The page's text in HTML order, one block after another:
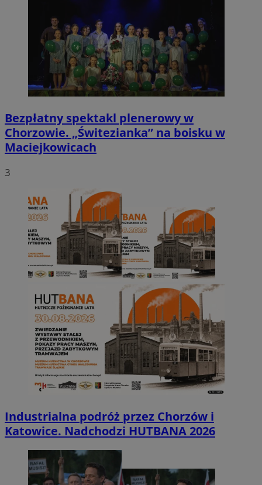
Bezpłatny spektakl plenerowy w
Chorzowie. „Świtezianka” na boisku w
Maciejkowicach
3
Industrialna podróż przez Chorzów i
Katowice. Nadchodzi HUTBANA 2026